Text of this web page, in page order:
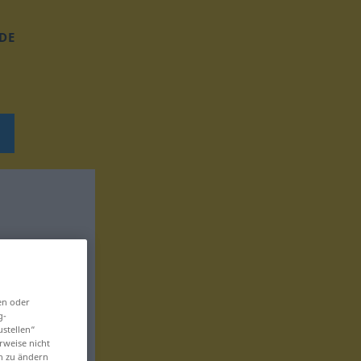
DE
oder
nicht
zu ändern